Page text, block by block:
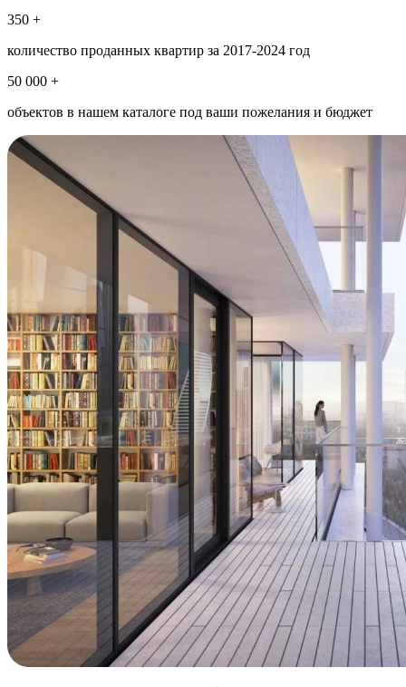
350 +
количество проданных квартир за 2017-2024 год
50 000 +
объектов в нашем каталоге под ваши пожелания и бюджет